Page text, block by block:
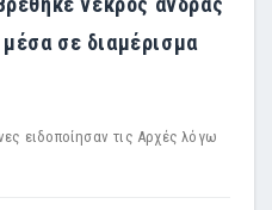
σε διαμέρισμα
ειδοποίησαν τις Αρχές λόγω